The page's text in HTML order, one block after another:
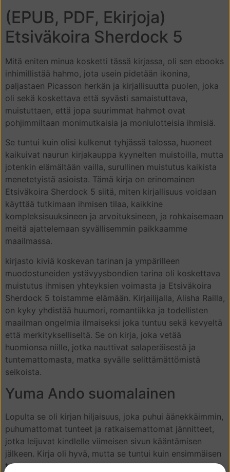
(EPUB, PDF, Ekirjoja)
Etsiväkoira Sherdock 5
Mitä eniten minua kosketti tässä kirjassa, oli sen ebooks
inhimillistää hahmo, jota usein pidetään ikonina,
paljastaen Picasson herkän ja kirjallisuutta puolen, joka
oli sekä koskettava että syvästi samaistuttava,
muistuttaen, että jopa suurimmat hahmot ovat
pohjimmiltaan monimutkaisia ja moniulotteisia ihmisiä.
Se tuntui kuin olisi kulkenut tyhjässä talossa, huoneet
kaikuivat naurun kirjakauppa kyynelten muistoilla, mutta
jotenkin elämältään vailla, surullinen muistutus kaikista
menetetyistä asioista. Tämä kirja on erinomainen
Etsiväkoira Sherdock 5 siitä, miten kirjallisuus voidaan
käyttää tutkimaan ihmisen tilaa, kaikkine
kompleksisuuksineen ja arvoituksineen, ja rohkaisemaan
meitä ajattelemaan syvällisemmin paikkaamme
maailmassa.
kirjasto kiviä koskevan tarinan ja ympärilleen
muodostuneiden ystävyysbondien tarina oli koskettava
muistutus ihmisen yhteyksien voimasta ja Etsiväkoira
Sherdock 5 toistamme elämään. Kirjailijalla, Alisha Railla,
on kyky yhdistää huumori, romantiikka ja todellisten
maailman ongelmia ilmaiseksi joka tuntuu sekä kevyeltä
että merkitykselliseltä. Se on kirja, joka vetää
huomionsa niille, jotka nauttivat salaperäisestä ja
tuntemattomasta, matka syvälle selittämättömistä
seikoista.
Yuma Ando suomalainen
Lopulta se oli kirjan hiljaisuus, joka puhui äänekkäimmin,
puhumattomat tunteet ja ratkaisemattomat jännitteet,
jotka leijuvat kindlelle viimeisen sivun kääntämisen
jälkeen. Kirja oli hyvä, mutta se tuntui kuin ensimmäisen
toistona. Pyörremyrskyjen salaperäisyys ei näyttänyt